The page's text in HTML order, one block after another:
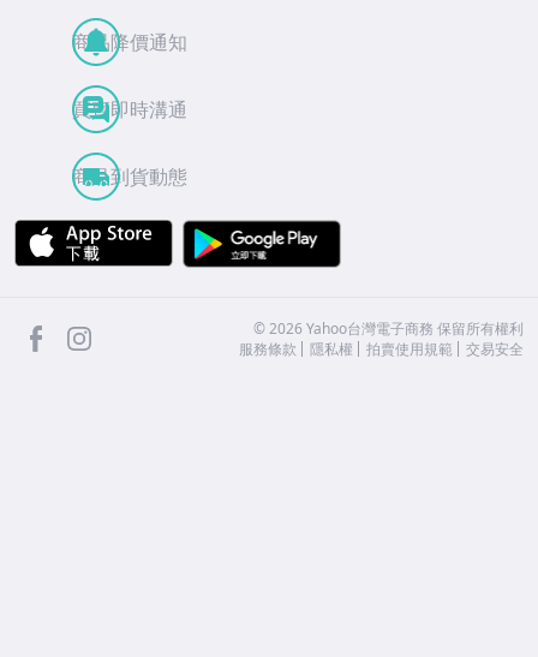
商品降價通知
買賣即時溝通
商品到貨動態
APP Store
facebook ©2026 Yahoo台灣電子商務 保留所有權利
服務條款
隱私權 拍賣使用規範 交易安全